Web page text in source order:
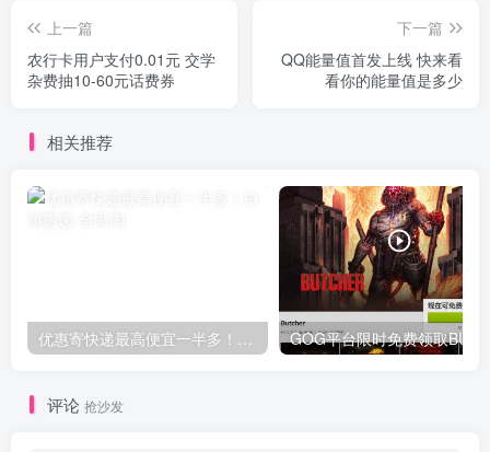
上一篇
农行卡用户支付0.01元 交学
杂费抽10-60元话费券
下一篇
QQ能量值首发上线 快来看
看你的能量值是多少
相关推荐
评论 抢沙发